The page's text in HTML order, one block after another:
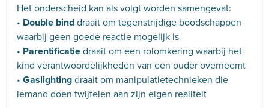
Het onderscheid kan als volgt worden samengevat:
• Double binddraait om tegenstrijdige boodschappen
waarbij geen goede reactie mogelijk is
• Parentificatiedraait om een rolomkering waarbij het
kind verantwoordelijkheden van een ouder overneemt
• Gaslightingdraait om manipulatietechnieken die
iemand doen twijfelen aan zijn eigen realiteit